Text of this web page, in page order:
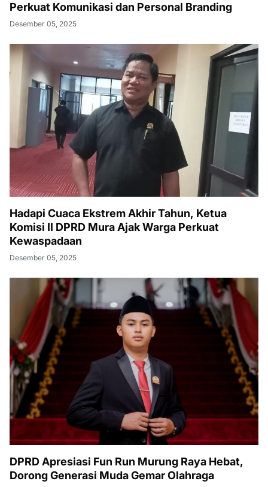
Perkuat Komunikasi dan Personal Branding
Desember 05, 2025
Hadapi Cuaca Ekstrem Akhir Tahun, Ketua
Komisi II DPRD Mura Ajak Warga Perkuat
Kewaspadaan
Desember 05, 2025
DPRD Apresiasi Fun Run Murung Raya Hebat,
Dorong Generasi Muda Gemar Olahraga